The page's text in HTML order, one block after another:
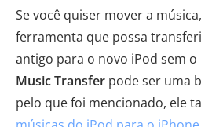
Se você quiser mover a
ferramenta que possa
antigo para o novo iPod sem o
Music Transfer pode ser uma
pelo que foi mencionado, ele